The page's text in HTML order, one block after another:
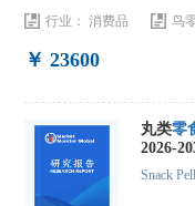
行业：消费品 鸟
￥ 23600
丸类零
2026-
Snack